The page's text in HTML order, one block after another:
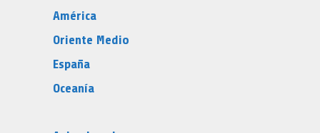
América
Oriente Medio
España
Oceanía